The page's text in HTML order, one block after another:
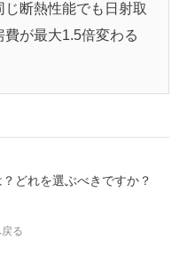
断熱性能でも日射取
が最大1.5倍変わる
どれを選ぶべきですか？
る